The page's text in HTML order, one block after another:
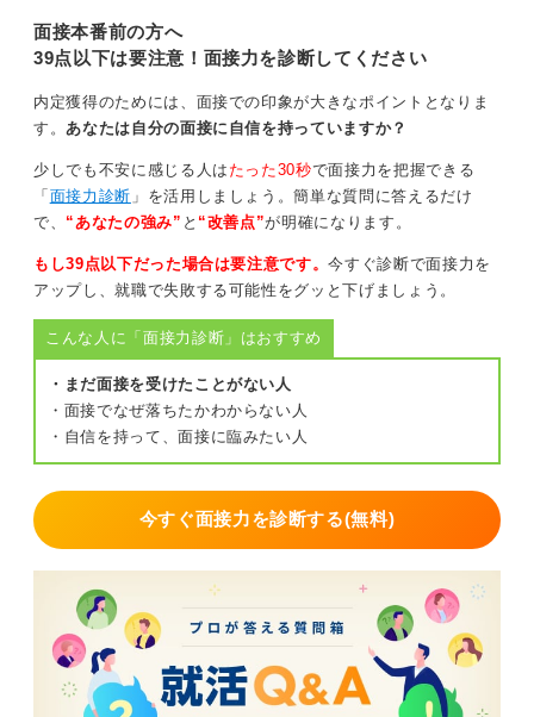
そうなると後に言葉が続かなくなってしまうので、結
論、エピソード、そこからの学びという流れで構造をを
押さえて、そのときに自分で出てきた言葉で話せるよう
に練習しておくと安心感が増すでしょう。
次に、緊張を体験しておくことです。苦手な人は、模擬
面接やロールプレイングのようなことをせず本番に臨む
人もいます。自分の苦手と向き合いたくないからです。
ですが、そうなるとぶっつけ本番なので緊張を体験する
場数がそもそも少ないことがあります。なるべく練習段
階でたくさん失敗して緊張に慣れておくのがおすすめで
最後に、当日のルーティンを決めておきましょう。お気
に入りの音楽を聴いて会場に向かう、深呼吸を何回する
といった、「これをやれば大丈夫」と思えるような行動
を自分の中に落とし込んでおくのは良いでしょう。
言い直しはまったく問題ありませんし、詰まっても誠実
に対応すればまったく問題ありません。
流暢に喋る必要はまったくないという前提を頭に入れて
おきましょう。
面接本番前の方へ
39点以下は要注意！面接力を診断してください
内定獲得のためには、面接での印象が大きなポイントとなりま
す。あなたは自分の面接に自信を持っていますか？
少しでも不安に感じる人は たった30秒で面接力を把握できる
「 面接力診断 」を活用しましょう。簡単な質問に答えるだけ
で、 “あなたの強み” と “改善点”が明確になります。
もし39点以下だった場合は要注意です。今すぐ診断で面接力を
アップし、就職で失敗する可能性をグッと下げましょう。
こんな人に「面接力診断」はおすすめ
・まだ面接を受けたことがない人
・面接でなぜ落ちたかわからない人
・自信を持って、面接に臨みたい人
今すぐ面接力を診断する(無料)